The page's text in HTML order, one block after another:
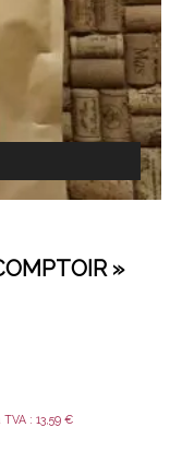
»
: 13,59 €